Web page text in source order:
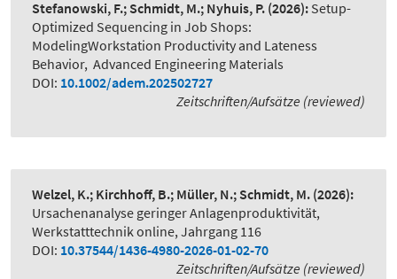
Stefanowski, F.; Schmidt, M.; Nyhuis, P. (2026): Setup-
Optimized Sequencing in Job Shops:
ModelingWorkstation Productivity and Lateness
Behavior, Advanced Engineering Materials
DOI: 10.1002/adem.202502727
Zeitschriften/Aufsätze (reviewed)
Welzel, K.; Kirchhoff, B.; Müller, N.; Schmidt, M. (2026):
Ursachenanalyse geringer Anlagenproduktivität,
Werkstatttechnik online, Jahrgang 116
DOI: 10.37544/1436-4980-2026-01-02-70
Zeitschriften/Aufsätze (reviewed)